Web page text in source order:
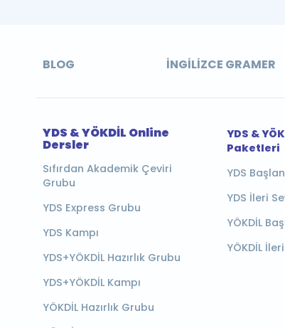
BLOG İNGILIZCE GRAMER
YDS & YÖKDİL Online
Dersler
Sıfırdan Akademik Çeviri
Grubu
YDS Express Grubu
YDS Kampı
YDS+YÖKDİL Hazırlık Grubu
YDS+YÖKDİL Kampı
YÖKDİL Hazırlık Grubu
YDS &
Paketleri
YDS
YDS İleri
YÖKDİL
YÖKDİL